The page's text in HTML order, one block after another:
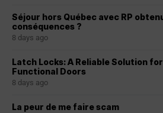
Séjour hors Québec avec RP
conséquences ?
8 days ago
Latch Locks: A Reliable Solution
Functional Doors
8 days ago
La peur de me faire scam